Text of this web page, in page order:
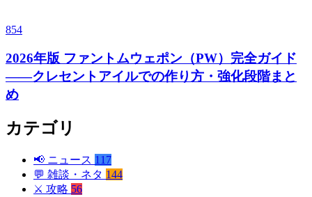
854
2026年版 ファントムウェポン（PW）完全ガイド
——クレセントアイルでの作り方・強化段階まと
め
カテゴリ
📢 ニュース 117
💬 雑談・ネタ 144
⚔️ 攻略 56